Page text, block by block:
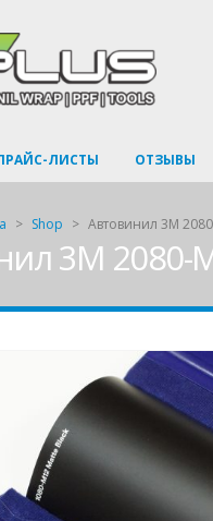
ЛИСТЫ ОТЗЫВЫ
> Shop > Автовинил 3M
3M 2080-